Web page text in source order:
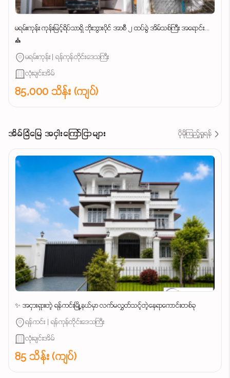
မရမ်းကုန်း ကုန်းမြင့်ရိပ်သာရှိ ဘိုးဘွားပိုင် အာစီ ၂ ထပ်ခွဲ အိမ်သစ်ကြီး အရောင်း...
⛪
မရမ်းကုန်း | ရန်ကုန်တိုင်းဒေသကြီး
လုံးချင်းအိမ်
85,000 သိန်း (ကျပ်)
အိမ်ခြံမြေ အငှါးကြော်ငြာများ ပိုမိုကြည့်ရှုရန်
✨ အငှားရှားတဲ့ ရန်ကင်းမြို့နယ်မှာ လက်မလွှတ်သင့်တဲ့နေရာကောင်းတစ်ခု
ရန်ကင်း | ရန်ကုန်တိုင်းဒေသကြီး
လုံးချင်းအိမ်
85 သိန်း (ကျပ်)